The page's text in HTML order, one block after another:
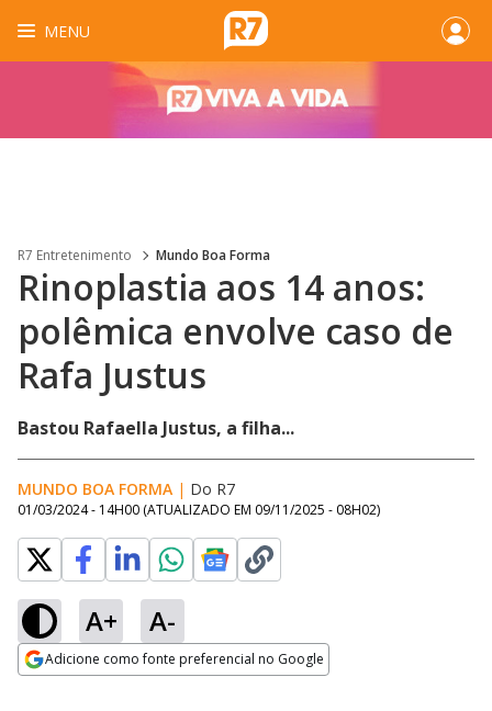
MENU
R7 Entretenimento Mundo Boa Forma
Rinoplastia aos 14 anos:
polêmica envolve caso de
Rafa Justus
Bastou Rafaella Justus, a filha...
MUNDO BOA FORMA | Do R7
01/03/2024 - 14H00 (ATUALIZADO EM 09/11/2025 - 08H02)
A+ A-
Adicione como fonte preferencial no Google